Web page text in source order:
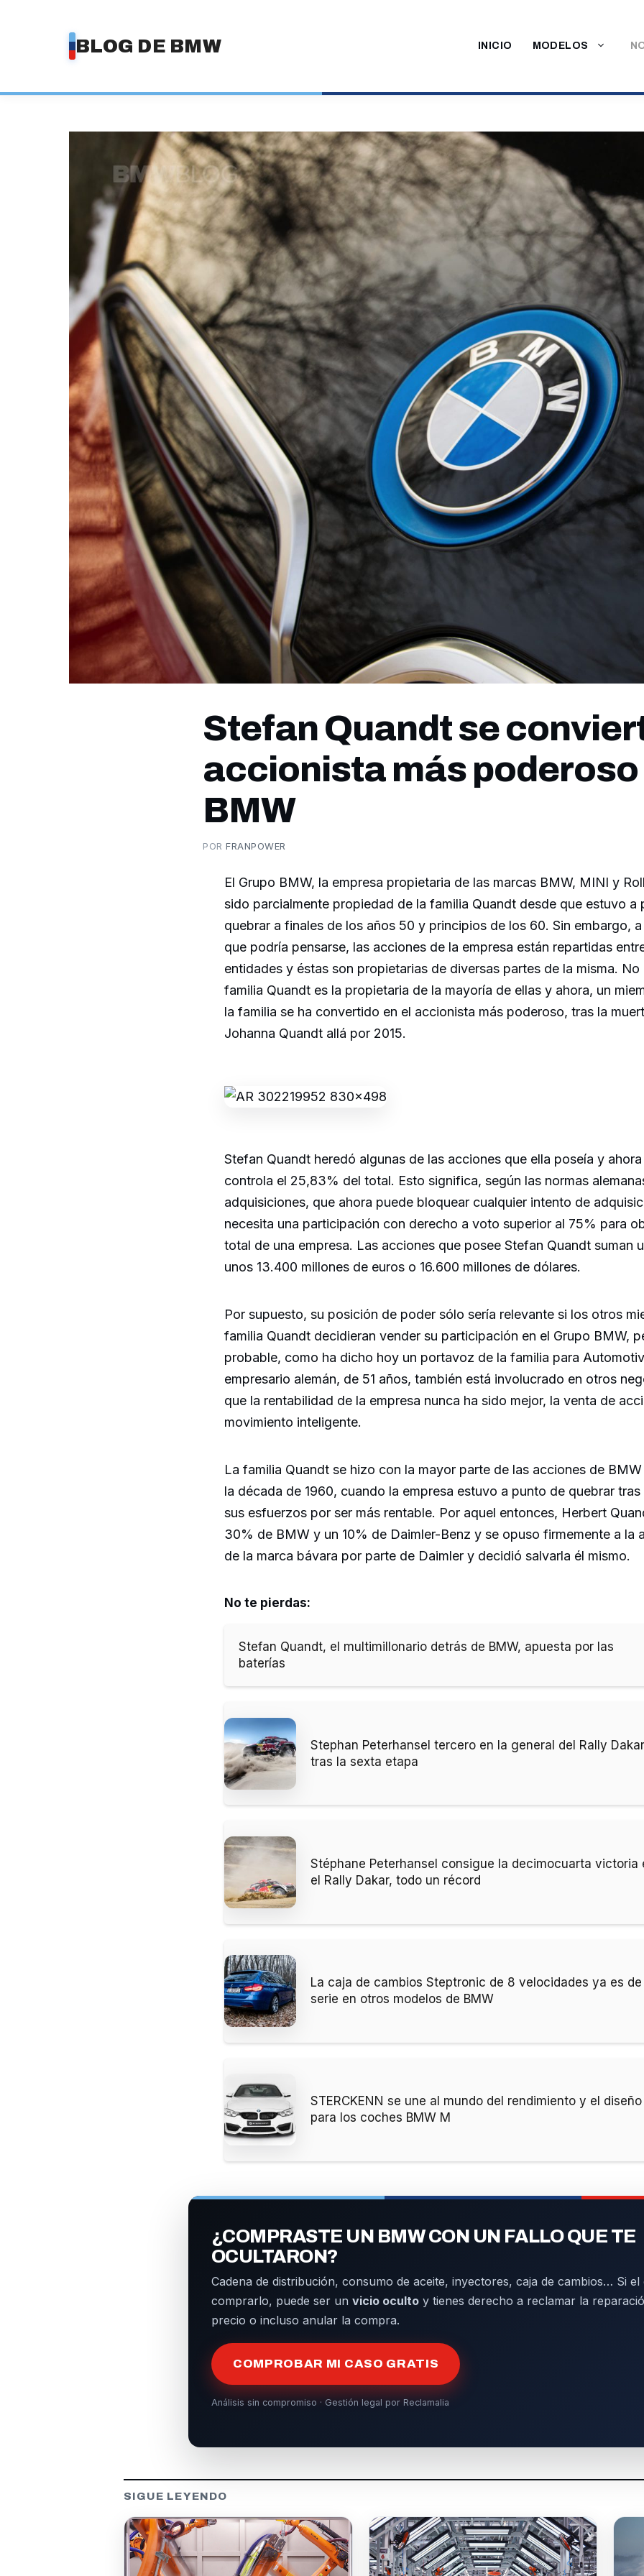
BLOG DE BMW INICIO MODELOS
Stefan Quandt se
accionista más poderoso
BMW
PORFRANPOWER
El Grupo BMW, la empresa propietaria de las marcas BMW, MINI y
sido parcialmente propiedad de la familia Quandt desde que estuvo a
quebrar a finales de los años 50 y principios de los 60. Sin embargo,
que podría pensarse, las acciones de la empresa están repartidas
entidades y éstas son propietarias de diversas partes de la misma. No
familia Quandt es la propietaria de la mayoría de ellas y ahora, un
la familia se ha convertido en el accionista más poderoso, tras la
Johanna Quandt allá por 2015.
Stefan Quandt heredó algunas de las acciones que ella poseía y
controla el 25,83% del total. Esto significa, según las normas
adquisiciones, que ahora puede bloquear cualquier intento de
necesita una participación con derecho a voto superior al 75% para
total de una empresa. Las acciones que posee Stefan Quandt suman
unos 13.400 millones de euros o 16.600 millones de dólares.
Por supuesto, su posición de poder sólo sería relevante si los otros
familia Quandt decidieran vender su participación en el Grupo BMW,
probable, como ha dicho hoy un portavoz de la familia para
empresario alemán, de 51 años, también está involucrado en otros
que la rentabilidad de la empresa nunca ha sido mejor, la venta de
movimiento inteligente.
La familia Quandt se hizo con la mayor parte de las acciones de
la década de 1960, cuando la empresa estuvo a punto de quebrar
sus esfuerzos por ser más rentable. Por aquel entonces, Herbert
30% de BMW y un 10% de Daimler-Benz y se opuso firmemente a la
de la marca bávara por parte de Daimler y decidió salvarla él mismo.
No te pierdas:
Stefan Quandt, el multimillonario detrás de BMW, apuesta por las
baterías
Stephan Peterhansel tercero en la general del Rally Dakar
tras la sexta etapa
Stéphane Peterhansel consigue la decimocuarta victoria
el Rally Dakar, todo un récord
La caja de cambios Steptronic de 8 velocidades ya es de
serie en otros modelos de BMW
STERCKENN se une al mundo del rendimiento y el diseño
para los coches BMW M
¿COMPRASTE UN BMW CON UN FALLO QUE TE
OCULTARON?
Cadena de distribución, consumo de aceite, inyectores, caja de cambios… Si
comprarlo, puede ser un vicio oculto y tienes derecho a reclamar la
precio o incluso anular la compra.
COMPROBAR MI CASO GRATIS
Análisis sin compromiso · Gestión legal por Reclamalia
SIGUE LEYENDO